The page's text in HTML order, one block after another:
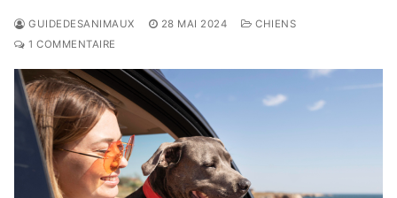
GUIDEDESANIMAUX 28 MAI 2024
CHIENS
1 COMMENTAIRE